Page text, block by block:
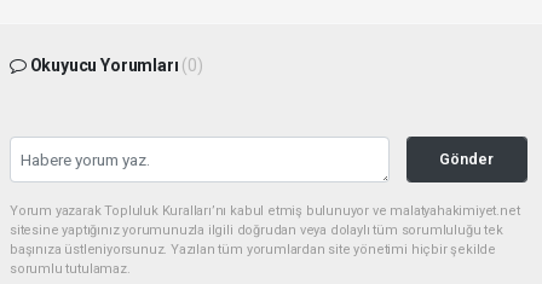
Okuyucu Yorumları (0)
Gönder
Yorum yazarak Topluluk Kuralları’nı kabul etmiş bulunuyor ve malatyahakimiyet.net
sitesine yaptığınız yorumunuzla ilgili doğrudan veya dolaylı tüm sorumluluğu tek
başınıza üstleniyorsunuz. Yazılan tüm yorumlardan site yönetimi hiçbir şekilde
sorumlu tutulamaz.